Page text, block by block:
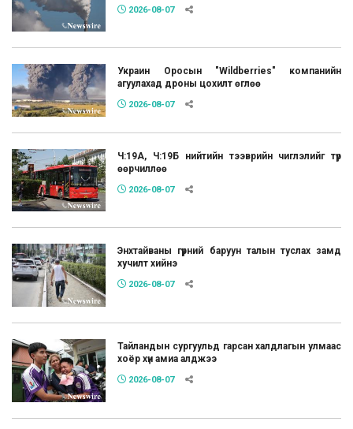
2026-08-07
Украин Оросын "Wildberries" компанийн
агуулахад дроны цохилт өглөө
2026-08-07
Ч:19А, Ч:19Б нийтийн тээврийн чиглэлийг түр
өөрчиллөө
2026-08-07
Энхтайваны гүүрний баруун талын туслах замд
хучилт хийнэ
2026-08-07
Тайландын сургуульд гарсан халдлагын улмаас
хоёр хүн амиа алджээ
2026-08-07